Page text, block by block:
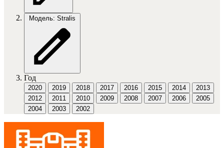
Модель: Stralis
Год
2020 2019 2018 2017 2016 2015 2014
2013
2012
2011 2010 2009 2008 2007 2006
2005
2004
2003 2002